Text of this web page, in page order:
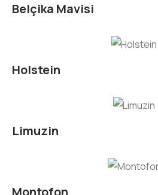
Belçika Mavisi
Holstein
Limuzin
Montofon